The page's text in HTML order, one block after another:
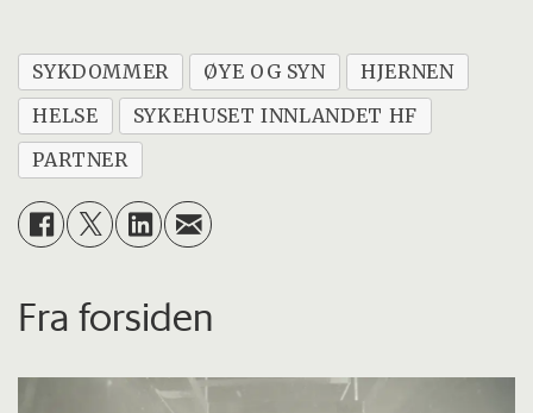
SYKDOMMER ØYE OG SYN
HJERNEN
HELSE
SYKEHUSET INNLANDET HF
PARTNER
Fra forsiden